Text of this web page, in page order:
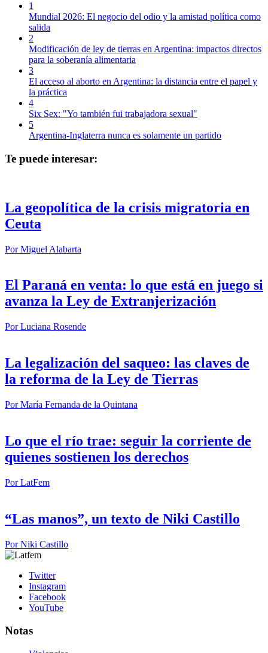
1
Mundial 2026: El negocio del odio y la amistad política como
salida
2
Modificación de ley de tierras en Argentina: impactos directos
para la soberanía alimentaria
3
El acceso al aborto en Argentina: la distancia entre el papel y
la práctica
4
Six Sex: "Yo también fui trabajadora sexual"
5
Argentina-Inglaterra nunca es solamente un partido
Te puede interesar:
La geopolítica de la crisis migratoria en
Ceuta
PorMiguel Alabarta
El Paraná en venta: lo que está en juego si
avanza la Ley de Extranjerización
PorLuciana Rosende
La legalización del saqueo: las claves de
la reforma de la Ley de Tierras
PorMaría Fernanda de la Quintana
Lo que el río trae: seguir la corriente de
quienes sostienen los derechos
PorLatFem
“Las manos”, un texto de Niki Castillo
PorNiki Castillo
Twitter
Instagram
Facebook
YouTube
Notas